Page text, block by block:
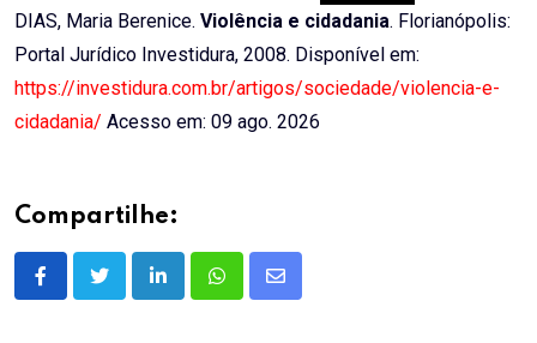
DIAS, Maria Berenice. Violência e cidadania. Florianópolis:
Portal Jurídico Investidura, 2008. Disponível em:
https://investidura.com.br/artigos/sociedade/violencia-e-
cidadania/ Acesso em: 09 ago. 2026
Compartilhe:
LinkedInWhatsappShare